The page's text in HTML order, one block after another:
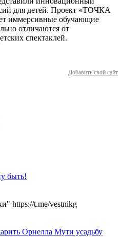
для детей. Проект «ТОЧКА
иммерсивные обучающие
отличаются от
спектаклей.
Добавить свой сайт
быть!
https://t.me/vestnikg
Орнелла Мути усадьбу